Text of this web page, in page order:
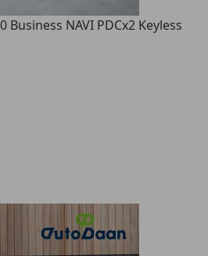
Business NAVI PDCx2 Keyless